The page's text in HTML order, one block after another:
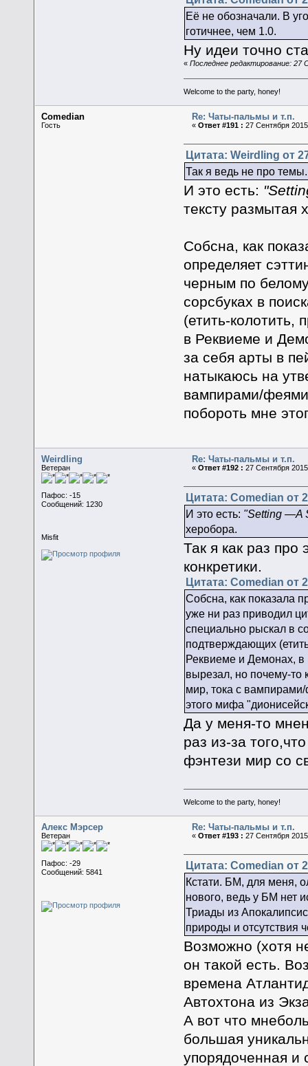
Её не обозначали. В
готичнее, чем 1.0.
Ну идеи точно
« Последнее редактирование: 27
Welcome to the party, honey!
Comedian
Гость
Re: Чаты-пальмы и т.п.
«Ответ #191 : 27 Сентября
Цитата: Weirdling от
Так я ведь не про темы.
И это есть:
тексту размытая
Собсна, как
определяет
черным по
сорсбуках в
(етить-
в Реквиеме и
за себя арты в
натыкаюсь на
вампирами/
побороть мне
Weirdling
Ветеран
Пафос: -15
Сообщений: 1230
Misfit
Re: Чаты-пальмы и т.п.
«Ответ #192 : 27 Сентября
Цитата: Comedian от
И это есть: "Setting —A
херобора.
Так я как раз про
конкретики.
Цитата: Comedian от
Собсна, как показала
уже ни раз приводил
специально рыскал в
подтверждающих
Реквиеме и Демонах, в
вырезал, но почему-
мир, тока с
этого мифа
Да у меня-то
раз из-за
фэнтези мир со
Welcome to the party, honey!
Алекс Мэрсер
Ветеран
Пафос: -29
Сообщений: 5841
Re: Чаты-пальмы и т.п.
«Ответ #193 : 27 Сентября
Цитата: Comedian от
Кстати. БМ, для меня,
нового, ведь у БМ нет
Триады из
природы и отсутствия
Возможно (хотя
он такой есть.
времена
Автохтона из
А вот что
большая
упорядоченная и